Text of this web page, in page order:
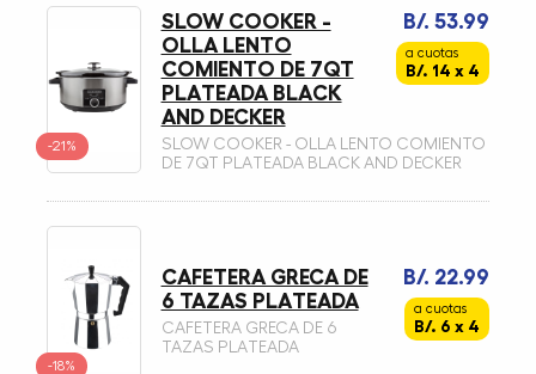
-21%
B/. 53.99
a cuotas
B/. 14 x 4
SLOW COOKER -
OLLA LENTO
COMIENTO DE 7QT
PLATEADA BLACK
AND DECKER
SLOW COOKER - OLLA LENTO COMIENTO
DE 7QT PLATEADA BLACK AND DECKER
-18%
B/. 22.99
a cuotas
B/. 6 x 4
CAFETERA GRECA DE
6 TAZAS PLATEADA
CAFETERA GRECA DE 6
TAZAS PLATEADA